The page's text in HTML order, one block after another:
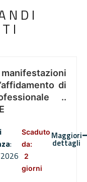
manifestazioni
di
..
:
Scaduto
da:
2
giorni
Maggiori
dettagli